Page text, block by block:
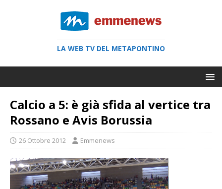
LA WEB TV DEL METAPONTINO
Calcio a 5: è già sfida al vertice tra
Rossano e Avis Borussia
26 Ottobre 2012 Emmenews